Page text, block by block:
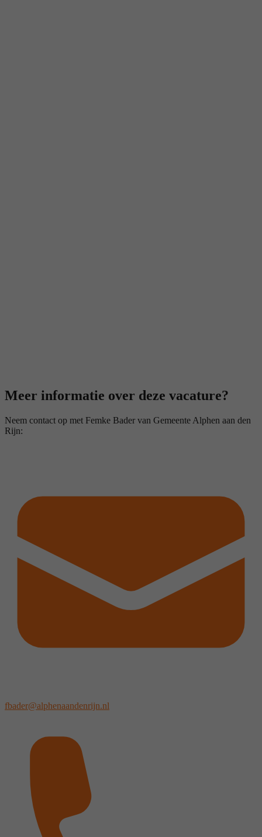
Meer informatie over deze vacature?
Neem contact op met Femke Bader van Gemeente Alphen aan den
Rijn:
fbader@alphenaandenrijn.nl